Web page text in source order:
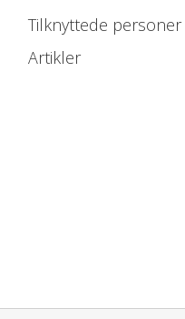
Tilknyttede personer
Artikler